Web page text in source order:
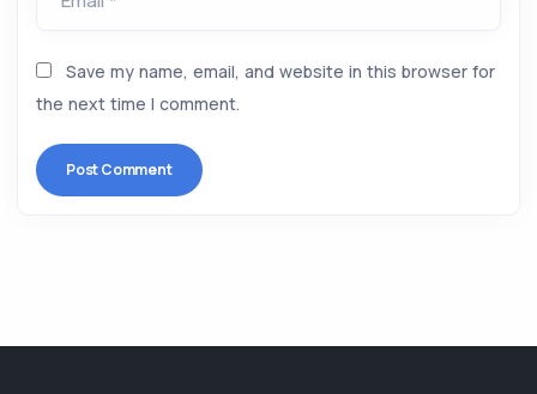
Save my name, email, and website in this browser for
the next time I comment.